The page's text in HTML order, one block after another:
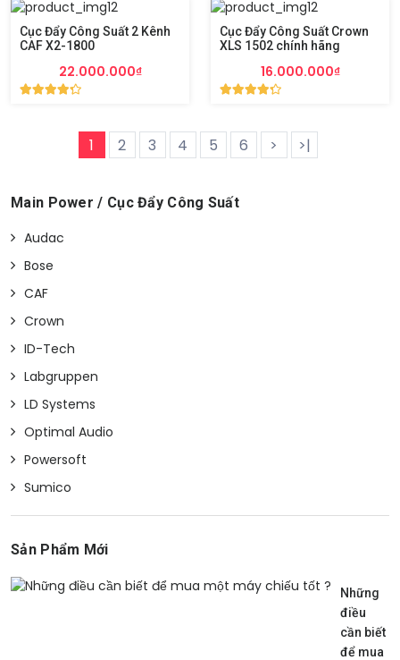
Cục Đẩy Công Suất 2 Kênh
CAF X2-1800
22.000.000₫
Cục Đẩy Công Suất Crown
XLS 1502 chính hãng
16.000.000₫
1 2 3 4 5 6 > >|
Main Power / Cục Đẩy Công Suất
Audac
Bose
CAF
Crown
ID-Tech
Labgruppen
LD Systems
Optimal Audio
Powersoft
Sumico
Sản Phẩm Mới
Những
điều
cần biết
để mua